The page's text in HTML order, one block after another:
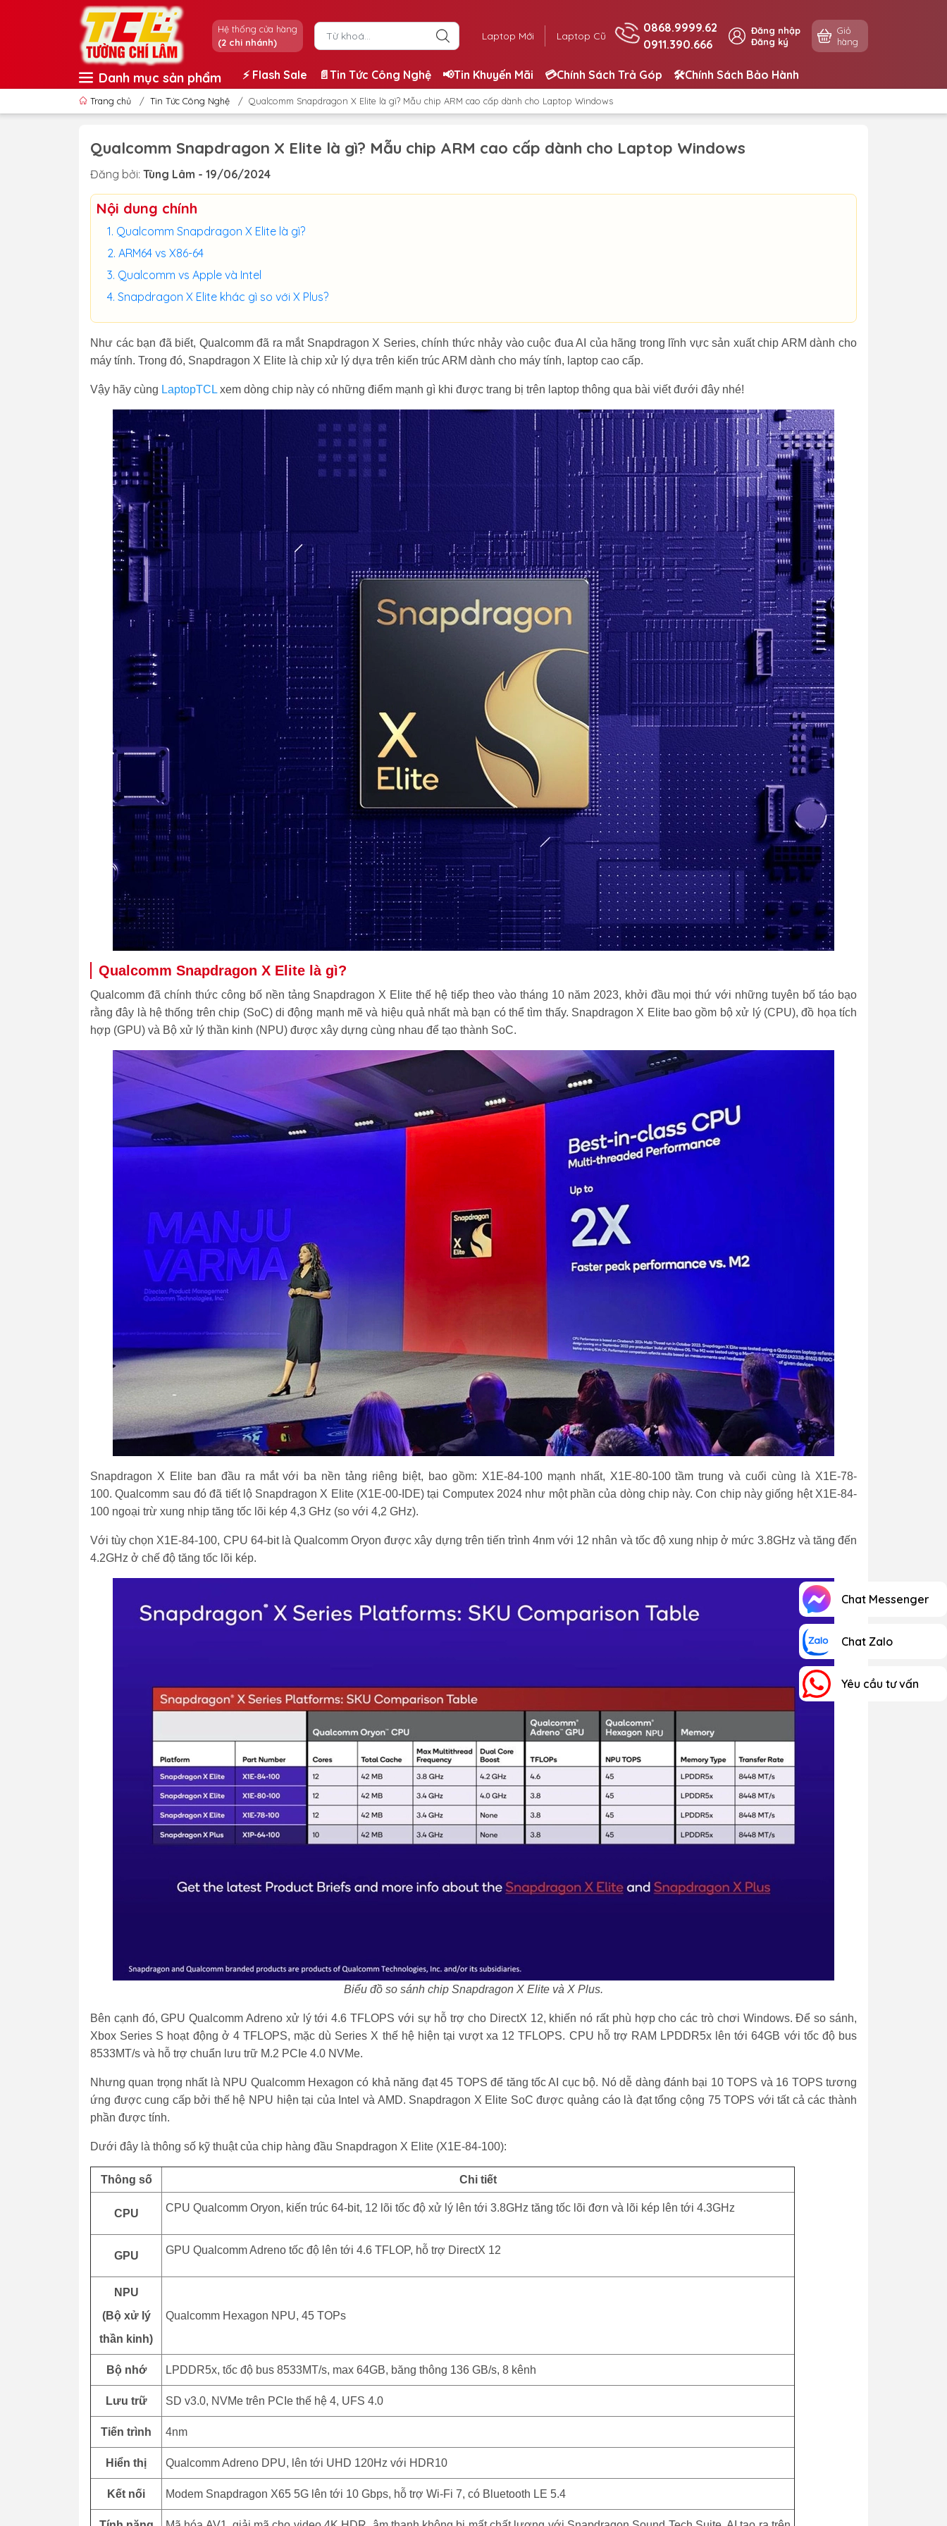
Hệ thống cửa hàng
(2 chi nhánh)
Laptop Mới Laptop Cũ
0868.9999.62
0911.390.666
Đăng nhập
Đăng ký
Giỏ
hàng
Danh mục sản phẩm ⚡️ Flash Sale 📄Tin Tức Công Nghệ 📢Tin Khuyến Mãi 💳Chính Sách Trả Góp 🛠️Chính Sách Bảo Hành
Trang chủ / Tin Tức Công Nghệ / Qualcomm Snapdragon X Elite là gì? Mẫu chip ARM cao cấp dành cho Laptop Windows
Qualcomm Snapdragon X Elite là gì? Mẫu chip ARM cao cấp dành cho Laptop Windows
Đăng bởi: Tùng Lâm - 19/06/2024
Nội dung chính
Qualcomm Snapdragon X Elite là gì?
ARM64 vs X86-64
Qualcomm vs Apple và Intel
Snapdragon X Elite khác gì so với X Plus?
Như các bạn đã biết, Qualcomm đã ra mắt Snapdragon X Series, chính thức nhảy vào cuộc đua AI của hãng trong lĩnh vực sản xuất chip ARM dành cho
máy tính. Trong đó, Snapdragon X Elite là chip xử lý dựa trên kiến trúc ARM dành cho máy tính, laptop cao cấp.
Vậy hãy cùng LaptopTCL xem dòng chip này có những điểm mạnh gì khi được trang bị trên laptop thông qua bài viết đưới đây nhé!
Qualcomm Snapdragon X Elite là gì?
Qualcomm đã chính thức công bố nền tảng Snapdragon X Elite thế hệ tiếp theo vào tháng 10 năm 2023, khởi đầu mọi thứ với những tuyên bố táo bạo
rằng đây là hệ thống trên chip (SoC) di động mạnh mẽ và hiệu quả nhất mà bạn có thể tìm thấy. Snapdragon X Elite bao gồm bộ xử lý (CPU), đồ họa tích
hợp (GPU) và Bộ xử lý thần kinh (NPU) được xây dựng cùng nhau để tạo thành SoC.
Snapdragon X Elite ban đầu ra mắt với ba nền tảng riêng biệt, bao gồm: X1E-84-100 mạnh nhất, X1E-80-100 tầm trung và cuối cùng là X1E-78-
100. Qualcomm sau đó đã tiết lộ Snapdragon X Elite (X1E-00-IDE) tại Computex 2024 như một phần của dòng chip này. Con chip này giống hệt X1E-84-
100 ngoại trừ xung nhịp tăng tốc lõi kép 4,3 GHz (so với 4,2 GHz).
Với tùy chọn X1E-84-100, CPU 64-bit là Qualcomm Oryon được xây dựng trên tiến trình 4nm với 12 nhân và tốc độ xung nhịp ở mức 3.8GHz và tăng đến
4.2GHz ở chế độ tăng tốc lõi kép.
Biểu đồ so sánh chip Snapdragon X Elite và X Plus.
Bên cạnh đó, GPU Qualcomm Adreno xử lý tới 4.6 TFLOPS với sự hỗ trợ cho DirectX 12, khiến nó rất phù hợp cho các trò chơi Windows. Để so sánh,
Xbox Series S hoạt động ở 4 TFLOPS, mặc dù Series X thế hệ hiện tại vượt xa 12 TFLOPS. CPU hỗ trợ RAM LPDDR5x lên tới 64GB với tốc độ bus
8533MT/s và hỗ trợ chuẩn lưu trữ M.2 PCIe 4.0 NVMe.
Nhưng quan trọng nhất là NPU Qualcomm Hexagon có khả năng đạt 45 TOPS để tăng tốc AI cục bộ. Nó dễ dàng đánh bại 10 TOPS và 16 TOPS tương
ứng được cung cấp bởi thế hệ NPU hiện tại của Intel và AMD. Snapdragon X Elite SoC được quảng cáo là đạt tổng cộng 75 TOPS với tất cả các thành
phần được tính.
Dưới đây là thông số kỹ thuật của chip hàng đầu Snapdragon X Elite (X1E-84-100):
Thông số Chi tiết
CPU CPU Qualcomm Oryon, kiến trúc 64-bit, 12 lõi tốc độ xử lý lên tới 3.8GHz tăng tốc lõi đơn và lõi kép lên tới 4.3GHz
GPU GPU Qualcomm Adreno tốc độ lên tới 4.6 TFLOP, hỗ trợ DirectX 12
NPU
(Bộ xử lý
thần kinh)
Qualcomm Hexagon NPU, 45 TOPs
Bộ nhớ LPDDR5x, tốc độ bus 8533MT/s, max 64GB, băng thông 136 GB/s, 8 kênh
Lưu trữ SD v3.0, NVMe trên PCIe thế hệ 4, UFS 4.0
Tiến trình 4nm
Hiển thị Qualcomm Adreno DPU, lên tới UHD 120Hz với HDR10
Kết nối Modem Snapdragon X65 5G lên tới 10 Gbps, hỗ trợ Wi-Fi 7, có Bluetooth LE 5.4
Chat Messenger
Chat Zalo
Yêu cầu tư vấn